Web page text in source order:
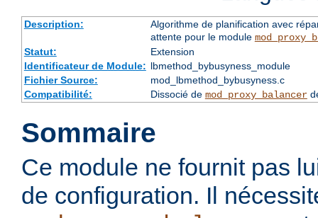
Description:
Algorithme de planification avec
attente pour le module
Statut:
Extension
Identificateur de Module: lbmethod_bybusyness_module
Fichier Source:
mod_lbmethod_bybusyness.c
Compatibilité:
Dissocié de mod_proxy_balancer
Sommaire
Ce module ne fournit pas
de configuration. Il